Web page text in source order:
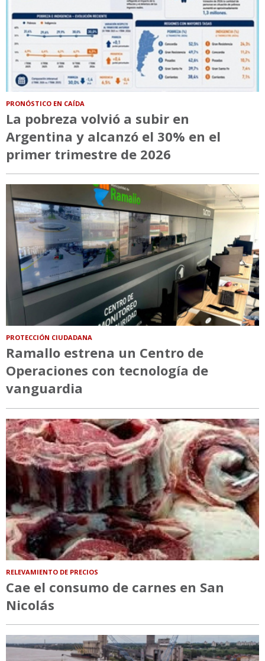
PRONÓSTICO EN CAÍDA
La pobreza volvió a subir en
Argentina y alcanzó el 30% en el
primer trimestre de 2026
PROTECCIÓN CIUDADANA
Ramallo estrena un Centro de
Operaciones con tecnología de
vanguardia
RELEVAMIENTO DE PRECIOS
Cae el consumo de carnes en San
Nicolás